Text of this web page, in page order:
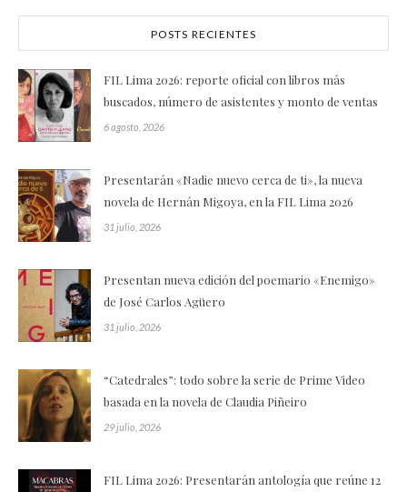
POSTS RECIENTES
FIL Lima 2026: reporte oficial con libros más
buscados, número de asistentes y monto de ventas
6 agosto, 2026
Presentarán «Nadie nuevo cerca de ti», la nueva
novela de Hernán Migoya, en la FIL Lima 2026
31 julio, 2026
Presentan nueva edición del poemario «Enemigo»
de José Carlos Agüero
31 julio, 2026
“Catedrales”: todo sobre la serie de Prime Video
basada en la novela de Claudia Piñeiro
29 julio, 2026
FIL Lima 2026: Presentarán antología que reúne 12